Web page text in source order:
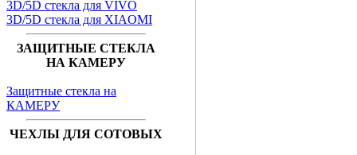
3D/5D стекла для VIVO
3D/5D стекла для XIAOMI
ЗАЩИТНЫЕ СТЕКЛА
НА КАМЕРУ
Защитные стекла на
КАМЕРУ
ЧЕХЛЫ ДЛЯ СОТОВЫХ